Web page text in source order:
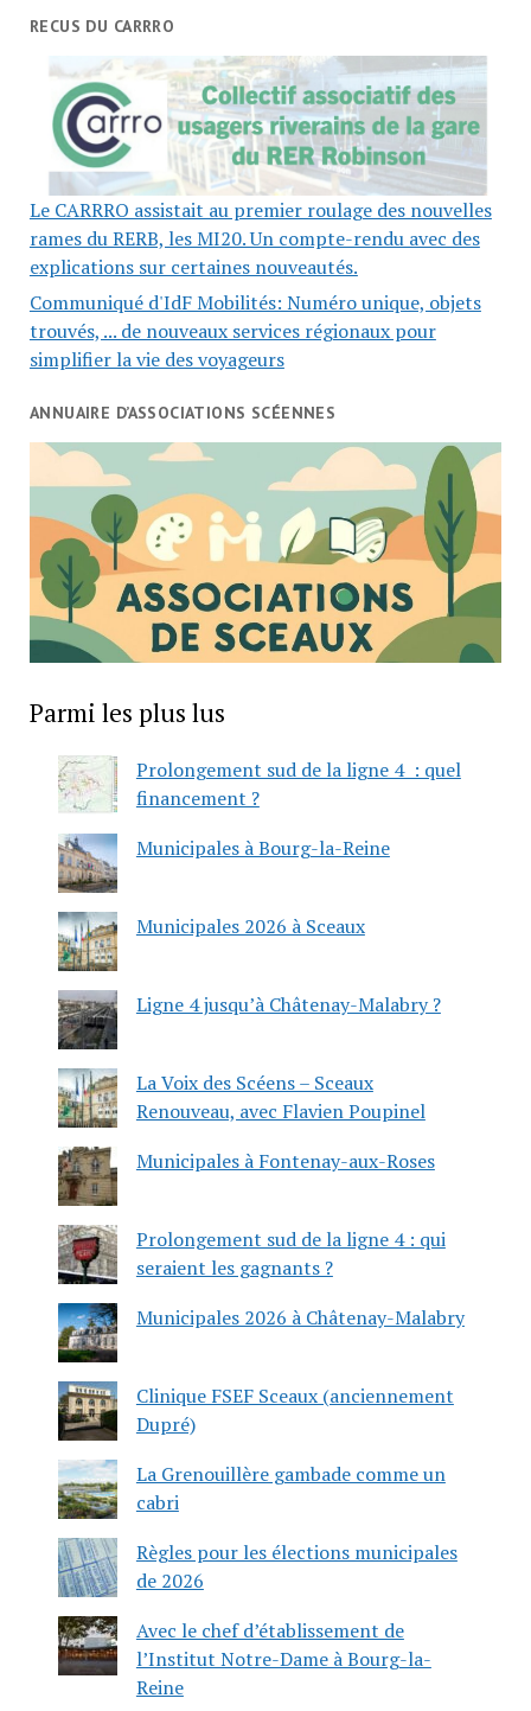
RECUS DU CARRRO
Le CARRRO assistait au premier roulage des nouvelles
rames du RERB, les MI20. Un compte-rendu avec des
explications sur certaines nouveautés.
Communiqué d'IdF Mobilités: Numéro unique, objets
trouvés, ... de nouveaux services régionaux pour
simplifier la vie des voyageurs
ANNUAIRE D’ASSOCIATIONS SCÉENNES
Parmi les plus lus
Prolongement sud de la ligne 4 : quel
financement ?
Municipales à Bourg-la-Reine
Municipales 2026 à Sceaux
Ligne 4 jusqu’à Châtenay-Malabry ?
La Voix des Scéens – Sceaux
Renouveau, avec Flavien Poupinel
Municipales à Fontenay-aux-Roses
Prolongement sud de la ligne 4 : qui
seraient les gagnants ?
Municipales 2026 à Châtenay-Malabry
Clinique FSEF Sceaux (anciennement
Dupré)
La Grenouillère gambade comme un
cabri
Règles pour les élections municipales
de 2026
Avec le chef d’établissement de
l’Institut Notre-Dame à Bourg-la-
Reine